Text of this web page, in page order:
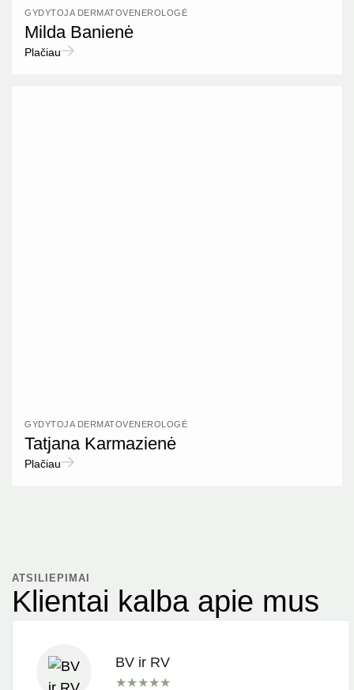
GYDYTOJA DERMATOVENEROLOGĖ
Milda Banienė
Plačiau
GYDYTOJA DERMATOVENEROLOGĖ
Tatjana Karmazienė
Plačiau
ATSILIEPIMAI
Klientai kalba apie mus
BV ir RV
★★★★★